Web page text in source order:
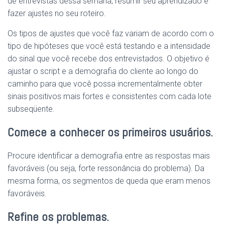
fazer ajustes no seu roteiro.
Os tipos de ajustes que você faz variam de acordo com o
tipo de hipóteses que você está testando e a intensidade
do sinal que você recebe dos entrevistados. O objetivo é
ajustar o script e a demografia do cliente ao longo do
caminho para que você possa incrementalmente obter
sinais positivos mais fortes e consistentes com cada lote
subseqüente.
Comece a conhecer os primeiros usuários.
Procure identificar a demografia entre as respostas mais
favoráveis ​​(ou seja, forte ressonância do problema). Da
mesma forma, os segmentos de queda que eram menos
favoráveis.
Refine os problemas.